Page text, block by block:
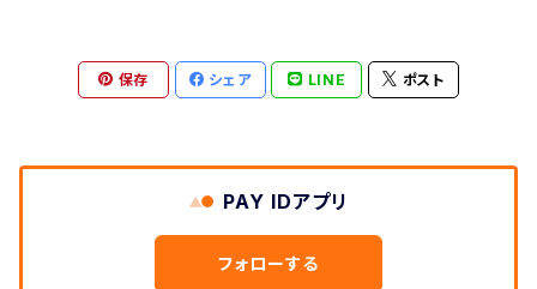
保存 シェア LINE ポスト
PAY IDアプリ
フォローする